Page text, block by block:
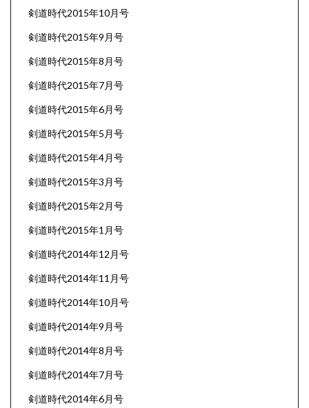
剣道時代2015年10月号
剣道時代2015年9月号
剣道時代2015年8月号
剣道時代2015年7月号
剣道時代2015年6月号
剣道時代2015年5月号
剣道時代2015年4月号
剣道時代2015年3月号
剣道時代2015年2月号
剣道時代2015年1月号
剣道時代2014年12月号
剣道時代2014年11月号
剣道時代2014年10月号
剣道時代2014年9月号
剣道時代2014年8月号
剣道時代2014年7月号
剣道時代2014年6月号